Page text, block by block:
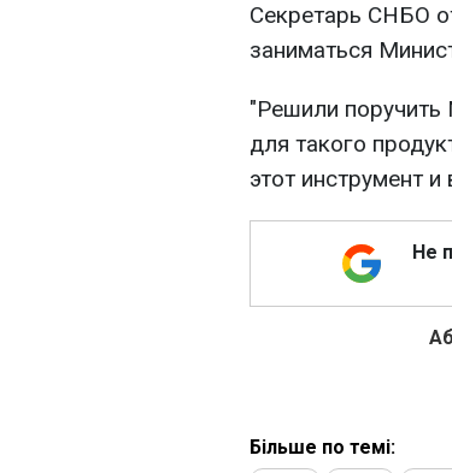
Секретарь СНБО
заниматься
"Решили поручить
для такого
этот инструмент
Не
Більше по темі: